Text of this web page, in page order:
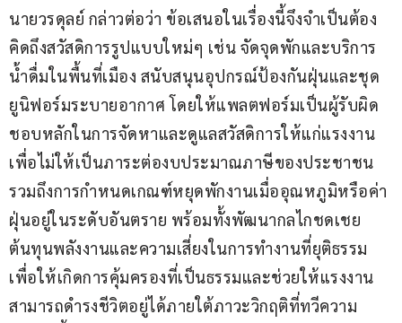
นายวรดุลย์ กล่าวต่อว่า ข้อเสนอในเรื่องนี้จึงจำเป็นต้อง
คิดถึงสวัสดิการรูปแบบใหม่ๆ เช่น จัดจุดพักและบริการ
น้ำดื่มในพื้นที่เมือง สนับสนุนอุปกรณ์ป้องกันฝุ่นและชุด
ยูนิฟอร์มระบายอากาศ โดยให้แพลตฟอร์มเป็นผู้รับผิด
ชอบหลักในการจัดหาและดูแลสวัสดิการให้แก่แรงงาน
เพื่อไม่ให้เป็นภาระต่องบประมาณภาษีของประชาชน
รวมถึงการกำหนดเกณฑ์หยุดพักงานเมื่ออุณหภูมิหรือค่า
ฝุ่นอยู่ในระดับอันตราย พร้อมทั้งพัฒนากลไกชดเชย
ต้นทุนพลังงานและความเสี่ยงในการทำงานที่ยุติธรรม
เพื่อให้เกิดการคุ้มครองที่เป็นธรรมและช่วยให้แรงงาน
สามารถดำรงชีวิตอยู่ได้ภายใต้ภาวะวิกฤติที่ทวีความ